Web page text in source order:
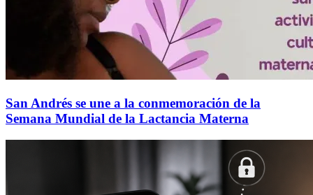
San Andrés se une a la conmemoración de la
Semana Mundial de la Lactancia Materna